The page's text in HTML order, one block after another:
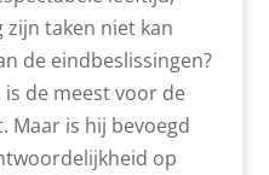
taken niet kan
de eindbeslissingen?
de meest voor de
Maar is hij bevoegd
op